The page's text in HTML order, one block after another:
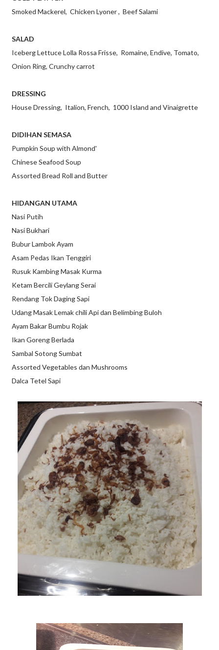
Smoked Mackerel, Chicken Lyoner , Beef Salami
SALAD
Iceberg Lettuce Lolla Rossa Frisse, Romaine, Endive, Tomato,
Onion Ring, Crunchy carrot
DRESSING
House Dressing, Italion, French, 1000 Island and Vinaigrette
DIDIHAN SEMASA
Pumpkin Soup with Almond'
Chinese Seafood Soup
Assorted Bread Roll and Butter
HIDANGAN UTAMA
Nasi Putih
Nasi Bukhari
Bubur Lambok Ayam
Asam Pedas Ikan Tenggiri
Rusuk Kambing Masak Kurma
Ketam Bercili Geylang Serai
Rendang Tok Daging Sapi
Udang Masak Lemak chili Api dan Belimbing Buloh
Ayam Bakar Bumbu Rojak
Ikan Goreng Berlada
Sambal Sotong Sumbat
Assorted Vegetables dan Mushrooms
Dalca Tetel Sapi